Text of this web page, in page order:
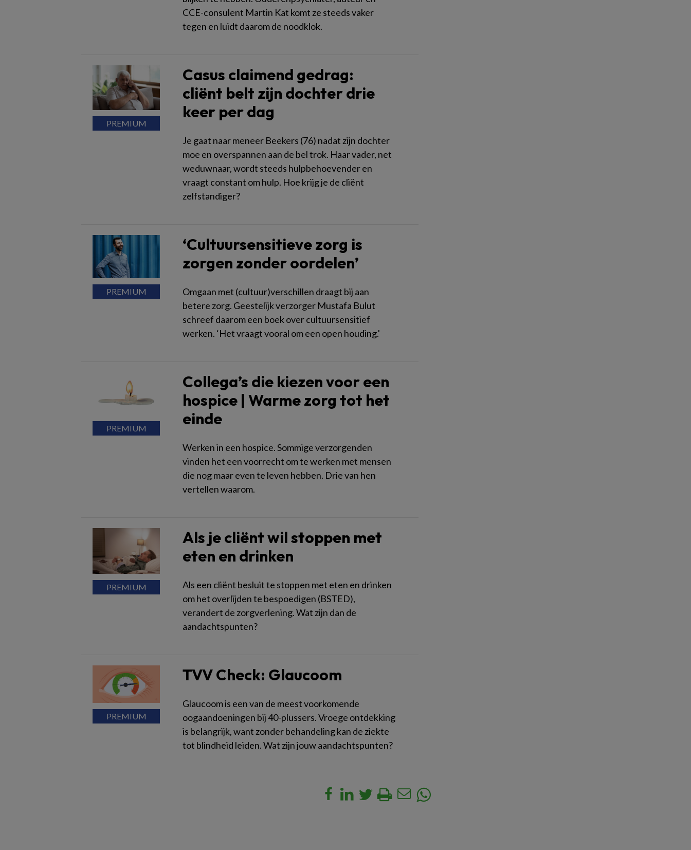
CCE-consulent Martin Kat komt ze steeds vaker
tegen en luidt daarom de noodklok.
Casus claimend gedrag:
cliënt belt zijn dochter drie
keer per dag
Je gaat naar meneer Beekers (76) nadat zijn dochter
moe en overspannen aan de bel trok. Haar vader, net
weduwnaar, wordt steeds hulpbehoevender en
vraagt constant om hulp. Hoe krijg je de cliënt
zelfstandiger?
‘Cultuursensitieve zorg is
zorgen zonder oordelen’
Omgaan met (cultuur)verschillen draagt bij aan
betere zorg. Geestelijk verzorger Mustafa Bulut
schreef daarom een boek over cultuursensitief
werken. ‘Het vraagt vooral om een open houding.'
Collega’s die kiezen voor een
hospice | Warme zorg tot het
einde
Werken in een hospice. Sommige verzorgenden
vinden het een voorrecht om te werken met mensen
die nog maar even te leven hebben. Drie van hen
vertellen waarom.
Als je cliënt wil stoppen met
eten en drinken
Als een cliënt besluit te stoppen met eten en drinken
om het overlijden te bespoedigen (BSTED),
verandert de zorgverlening. Wat zijn dan de
aandachtspunten?
TVV Check: Glaucoom
Glaucoom is een van de meest voorkomende
oogaandoeningen bij 40-plussers. Vroege ontdekking
is belangrijk, want zonder behandeling kan de ziekte
tot blindheid leiden. Wat zijn jouw aandachtspunten?